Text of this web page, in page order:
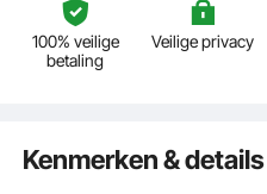
100% veilige
betaling
Veilige privacy
Kenmerken & details